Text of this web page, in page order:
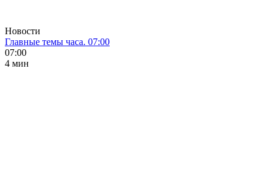
Новости
Главные темы часа. 07:00
07:00
4 мин